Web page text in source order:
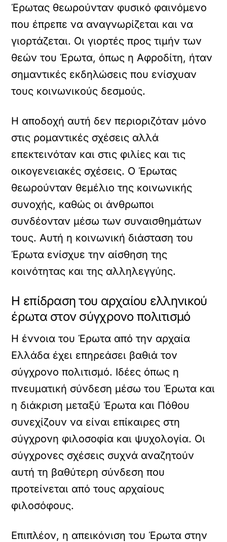
Έρωτας θεωρούνταν φυσικό φαινόμενο
που έπρεπε να αναγνωρίζεται και να
γιορτάζεται. Οι γιορτές προς τιμήν των
θεών του Έρωτα, όπως η Αφροδίτη, ήταν
σημαντικές εκδηλώσεις που ενίσχυαν
τους κοινωνικούς δεσμούς.
Η αποδοχή αυτή δεν περιοριζόταν μόνο
στις ρομαντικές σχέσεις αλλά
επεκτεινόταν και στις φιλίες και τις
οικογενειακές σχέσεις. Ο Έρωτας
θεωρούνταν θεμέλιο της κοινωνικής
συνοχής, καθώς οι άνθρωποι
συνδέονταν μέσω των συναισθημάτων
τους. Αυτή η κοινωνική διάσταση του
Έρωτα ενίσχυε την αίσθηση της
κοινότητας και της αλληλεγγύης.
Η επίδραση του αρχαίου ελληνικού
έρωτα στον σύγχρονο πολιτισμό
Η έννοια του Έρωτα από την αρχαία
Ελλάδα έχει επηρεάσει βαθιά τον
σύγχρονο πολιτισμό. Ιδέες όπως η
πνευματική σύνδεση μέσω του Έρωτα και
η διάκριση μεταξύ Έρωτα και Πόθου
συνεχίζουν να είναι επίκαιρες στη
σύγχρονη φιλοσοφία και ψυχολογία. Οι
σύγχρονες σχέσεις συχνά αναζητούν
αυτή τη βαθύτερη σύνδεση που
προτείνεται από τους αρχαίους
φιλοσόφους.
Επιπλέον, η απεικόνιση του Έρωτα στην